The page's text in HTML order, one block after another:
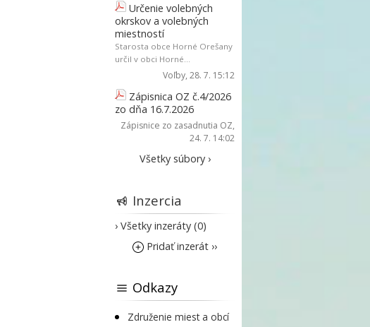
Určenie volebných
okrskov a volebných
miestností
Starosta obce Horné Orešany
určil v obci Horné...
Voľby, 28. 7. 15:12
Zápisnica OZ č.4/2026
zo dňa 16.7.2026
Zápisnice zo zasadnutia OZ,
24. 7. 14:02
Všetky súbory ›
Inzercia
› Všetky inzeráty (0)
Pridať inzerát ››
Odkazy
Združenie miest a obcí